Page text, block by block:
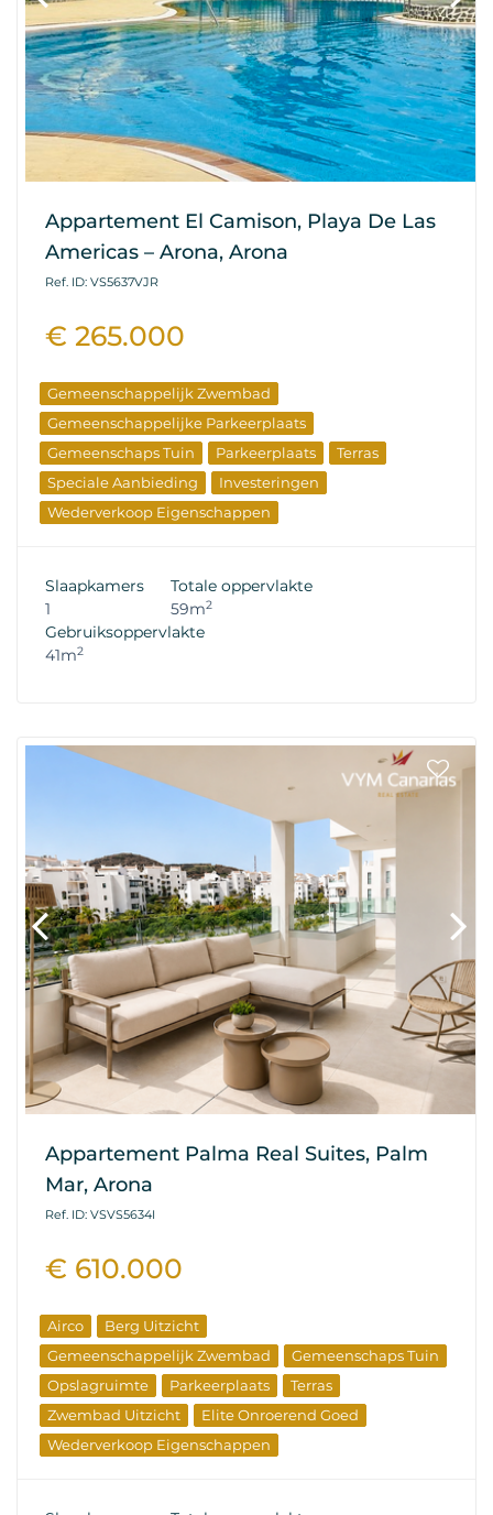
Appartement El Camison, Playa De Las
Americas – Arona, Arona
Ref. ID: VS5637VJR
€ 265.000
Gemeenschappelijk Zwembad
Gemeenschappelijke Parkeerplaats
Gemeenschaps Tuin
Parkeerplaats
Terras
Speciale Aanbieding
Investeringen
Wederverkoop Eigenschappen
Slaapkamers
1
Totale oppervlakte
59m2
Gebruiksoppervlakte
41m2
Appartement Palma Real Suites, Palm
Mar, Arona
Ref. ID: VSVS5634I
€ 610.000
Airco
Berg Uitzicht
Gemeenschappelijk Zwembad
Gemeenschaps Tuin
Opslagruimte
Parkeerplaats
Terras
Zwembad Uitzicht
Elite Onroerend Goed
Wederverkoop Eigenschappen